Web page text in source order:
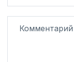
Комментарий